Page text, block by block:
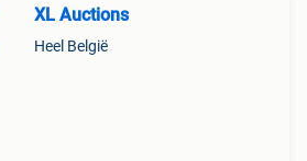
XL Auctions
Heel België